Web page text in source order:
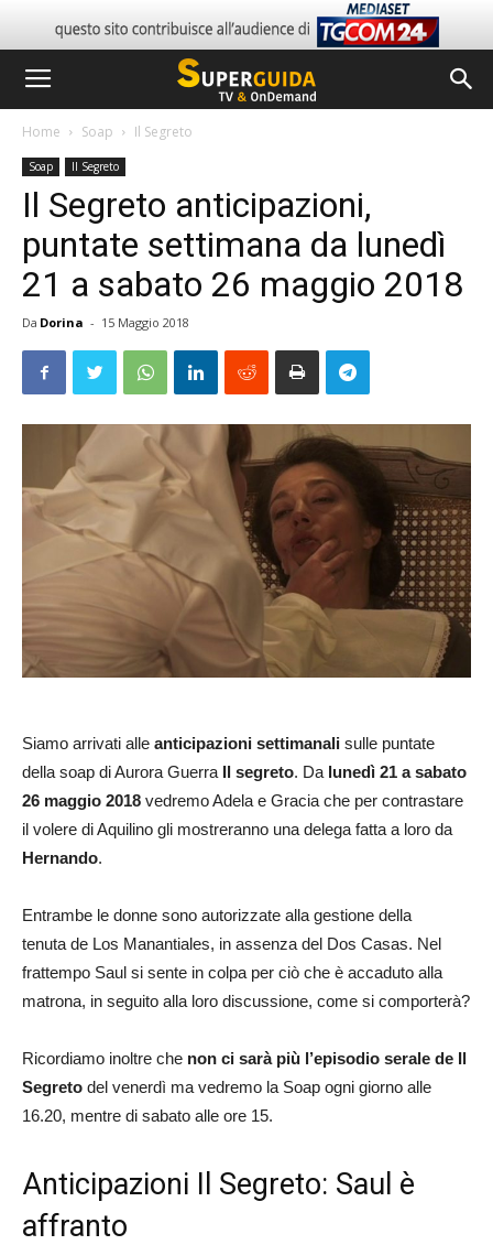
Home Soap Il Segreto
Soap Il Segreto
Il Segreto anticipazioni,
puntate settimana da lunedì
21 a sabato 26 maggio 2018
Da Dorina - 15 Maggio 2018
Siamo arrivati alle anticipazioni settimanali sulle puntate
della soap di Aurora Guerra Il segreto. Da lunedì 21 a sabato
26 maggio 2018 vedremo Adela e Gracia che per contrastare
il volere di Aquilino gli mostreranno una delega fatta a loro da
Hernando.
Entrambe le donne sono autorizzate alla gestione della
tenuta de Los Manantiales, in assenza del Dos Casas. Nel
frattempo Saul si sente in colpa per ciò che è accaduto alla
matrona, in seguito alla loro discussione, come si comporterà?
Ricordiamo inoltre che non ci sarà più l’episodio serale de Il
Segreto del venerdì ma vedremo la Soap ogni giorno alle
16.20, mentre di sabato alle ore 15.
Anticipazioni Il Segreto: Saul è
affranto